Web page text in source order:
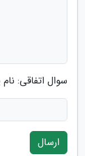
سوال اتفاقی:
ارسال